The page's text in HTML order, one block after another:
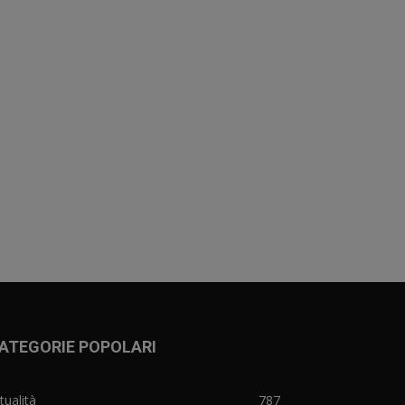
POPOLARI
787